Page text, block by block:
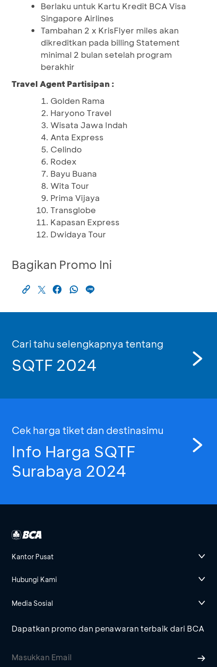
Berlaku untuk Kartu Kredit BCA Visa
Singapore Airlines
Tambahan 2 x KrisFlyer miles akan
dikreditkan pada billing Statement
minimal 2 bulan setelah program
berakhir
Travel Agent Partisipan :
Golden Rama
Haryono Travel
Wisata Jawa Indah
Anta Express
Celindo
Rodex
Bayu Buana
Wita Tour
Prima Vijaya
Transglobe
Kapasan Express
Dwidaya Tour
Bagikan Promo Ini
Cari tahu selengkapnya tentang
SQTF 2024
Cek harga tiket dan destinasimu
Info Harga SQTF
Surabaya 2024
Kantor Pusat
Hubungi Kami
Media Sosial
Dapatkan promo dan penawaran terbaik dari BCA